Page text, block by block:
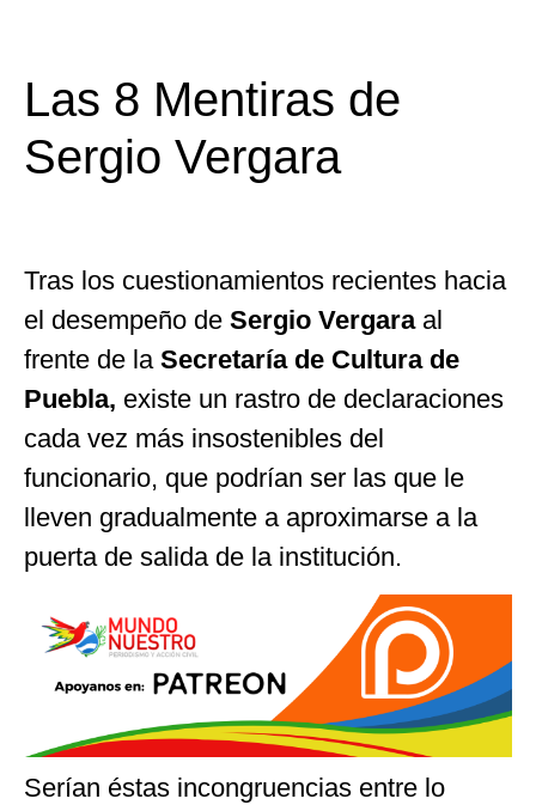
Las 8 Mentiras de
Sergio Vergara
Tras los cuestionamientos recientes hacia
el desempeño de Sergio Vergaraal
frente de laSecretaría de Cultura de
Puebla, existe un rastro de declaraciones
cada vez más insostenibles del
funcionario, que podrían ser las que le
lleven gradualmente a aproximarse a la
puerta de salida de la institución.
Serían éstas incongruencias entre lo